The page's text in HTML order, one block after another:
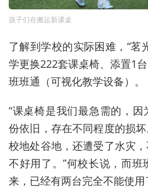
孩子们在搬运新课桌
了解到学校的实际困难，“茗
学更换222套课桌椅、添置1
班班通（可视化教学设备）。
“课桌椅是我们最急需的，
份依旧，存在不同程度的损
校地处谷地，还遭受了水灾
不好用了。”何校长说，而
来，已经有两台完全不能使用